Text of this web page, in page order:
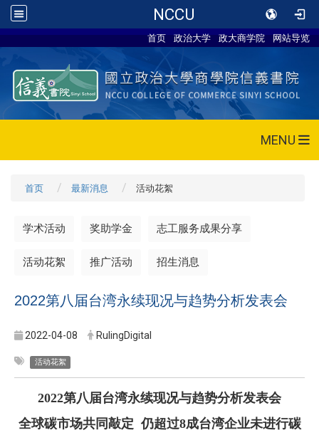
NCCU
首页 政治大学 政大商学院 网站导览
MENU
首页 最新消息 活动花絮
学术活动 奖助学金 志工服务成果分享
活动花絮 推广活动 招生消息
2022第八届台湾永续现况与趋势分析发表会
2022-04-08 RulingDigital
活动花絮
2022第八届台湾永续现况与趋势分析发表会
全球碳市场共同敲定 仍超过8成台湾企业未进行碳